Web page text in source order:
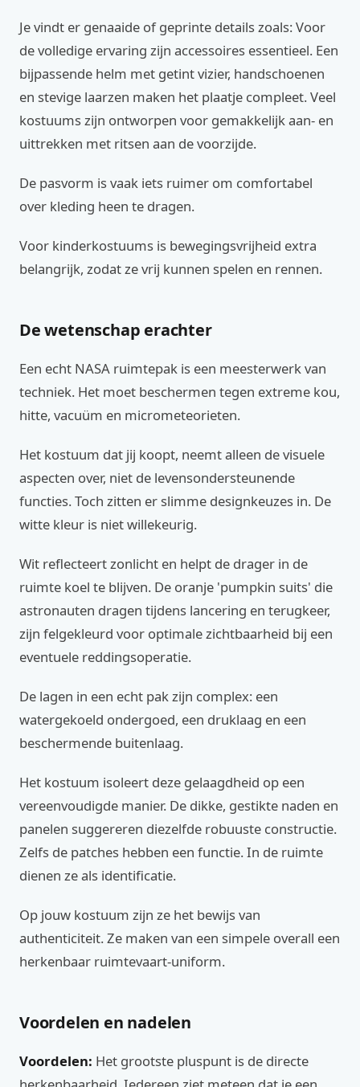
Je vindt er genaaide of geprinte details zoals: Voor
de volledige ervaring zijn accessoires essentieel. Een
bijpassende helm met getint vizier, handschoenen
en stevige laarzen maken het plaatje compleet. Veel
kostuums zijn ontworpen voor gemakkelijk aan- en
uittrekken met ritsen aan de voorzijde.
De pasvorm is vaak iets ruimer om comfortabel
over kleding heen te dragen.
Voor kinderkostuums is bewegingsvrijheid extra
belangrijk, zodat ze vrij kunnen spelen en rennen.
De wetenschap erachter
Een echt NASA ruimtepak is een meesterwerk van
techniek. Het moet beschermen tegen extreme kou,
hitte, vacuüm en micrometeorieten.
Het kostuum dat jij koopt, neemt alleen de visuele
aspecten over, niet de levensondersteunende
functies. Toch zitten er slimme designkeuzes in. De
witte kleur is niet willekeurig.
Wit reflecteert zonlicht en helpt de drager in de
ruimte koel te blijven. De oranje 'pumpkin suits' die
astronauten dragen tijdens lancering en terugkeer,
zijn felgekleurd voor optimale zichtbaarheid bij een
eventuele reddingsoperatie.
De lagen in een echt pak zijn complex: een
watergekoeld ondergoed, een druklaag en een
beschermende buitenlaag.
Het kostuum isoleert deze gelaagdheid op een
vereenvoudigde manier. De dikke, gestikte naden en
panelen suggereren diezelfde robuuste constructie.
Zelfs de patches hebben een functie. In de ruimte
dienen ze als identificatie.
Op jouw kostuum zijn ze het bewijs van
authenticiteit. Ze maken van een simpele overall een
herkenbaar ruimtevaart-uniform.
Voordelen en nadelen
Voordelen: Het grootste pluspunt is de directe